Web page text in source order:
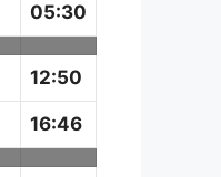
05:30
12:50
16:46